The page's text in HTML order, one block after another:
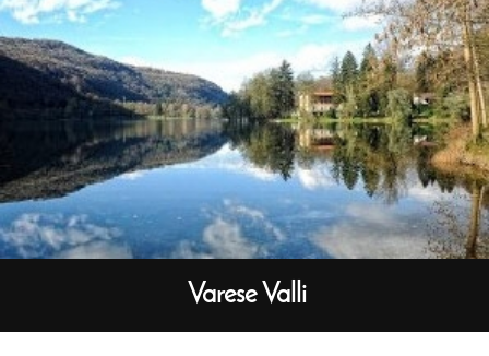
Varese Valli